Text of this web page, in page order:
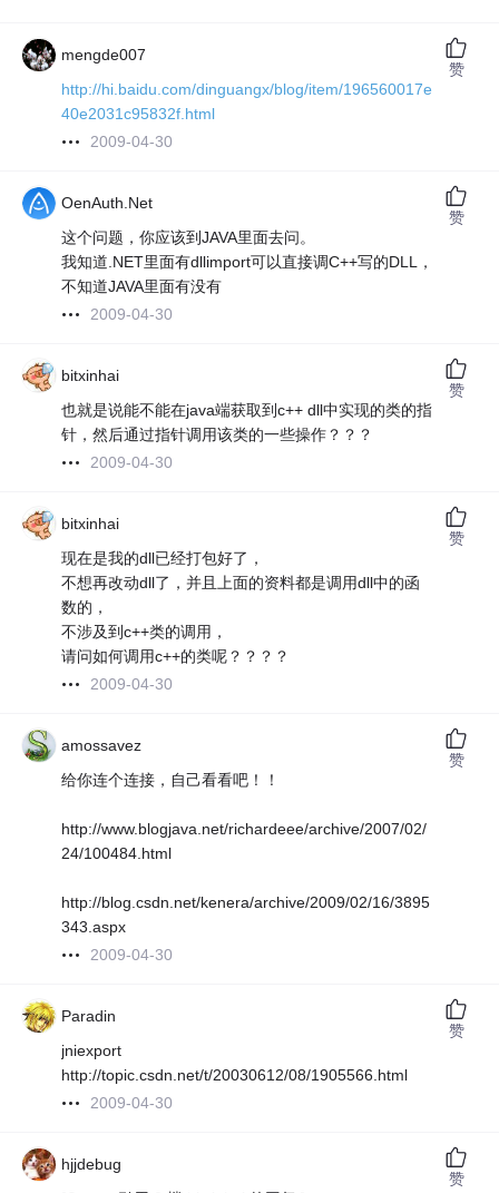
mengde007
http://hi.baidu.com/dinguangx/blog/item/196560017e
40e2031c95832f.html
2009-04-30
赞
OenAuth.Net
这个问题，你应该到JAVA里面去问。
我知道.NET里面有dllimport可以直接调C++写的DLL，
不知道JAVA里面有没有
2009-04-30
赞
bitxinhai
也就是说能不能在java端获取到c++ dll中实现的类的指
针，然后通过指针调用该类的一些操作？？？
2009-04-30
赞
bitxinhai
现在是我的dll已经打包好了，
不想再改动dll了，并且上面的资料都是调用dll中的函
数的，
不涉及到c++类的调用，
请问如何调用c++的类呢？？？？
2009-04-30
赞
amossavez
给你连个连接，自己看看吧！！
http://www.blogjava.net/richardeee/archive/2007/02/
24/100484.html
http://blog.csdn.net/kenera/archive/2009/02/16/3895
343.aspx
2009-04-30
赞
Paradin
jniexport
http://topic.csdn.net/t/20030612/08/1905566.html
2009-04-30
赞
hjjdebug
赞